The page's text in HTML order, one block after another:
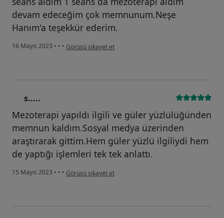
devam edeceğim çok memnunum.Neşe
Hanım'a teşekkür ederim.
16 Mayıs 2023 • • • kullanıcının görüşüne göre b.....
Görüşü şikayet et
s.....
Mezoterapi yapıldı ilgili ve güler yüzlülüğünden
memnun kaldım.Sosyal medya üzerinden
araştırarak gittim.Hem güler yüzlü ilgiliydi hem
de yaptığı işlemleri tek tek anlattı.
15 Mayıs 2023 • • • kullanıcının görüşüne göre s.....
Görüşü şikayet et